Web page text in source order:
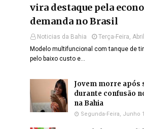
vira destaque pela
demanda no Brasil
Noticias da Bahia
Terça-Feira,
Modelo multifuncional com tanque de
pelo baixo custo e…
Jovem morre após
durante confusão
na Bahia
Segunda-Feira, Junho